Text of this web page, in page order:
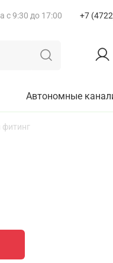
с 9:30 до 17:00 +7
Автономные